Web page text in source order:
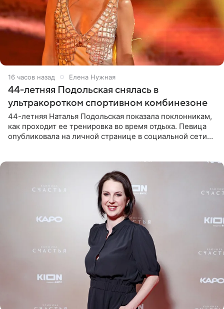
16 часов назад Елена Нужная
44-летняя Подольская снялась в
ультракоротком спортивном комбинезоне
44-летняя Наталья Подольская показала поклонникам,
как проходит ее тренировка во время отдыха. Певица
опубликовала на личной странице в социальной сети